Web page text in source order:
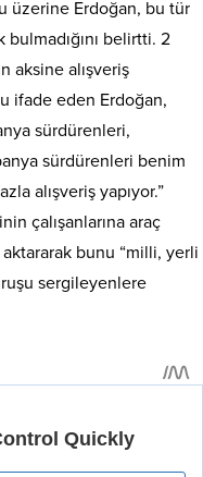
üzerine Erdoğan, bu tür
bulmadığını belirtti. 2
aksine alışveriş
ifade eden Erdoğan,
sürdürenleri,
sürdürenleri benim
alışveriş yapıyor.”
çalışanlarına araç
bunu “milli, yerli
sergileyenlere